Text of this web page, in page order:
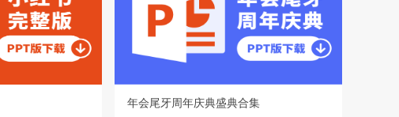
年会尾牙周年庆典盛典合集